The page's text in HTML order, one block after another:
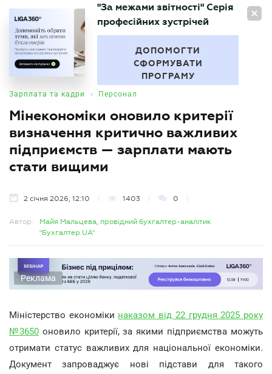
UA
БУХГАЛТЕР
"За межами звітності" Серія
професійних зустрічей
ДОПОМОГТИ
СФОРМУВАТИ
ПРОГРАМУ
Зарплата та кадри • Персонал
Мінекономіки оновило критерії
визначення критично важливих
підприємств — зарплати мають
стати вищими
2 січня 2026, 12:10 1403 0
Автор:
Майя Мальцева, провідний бухгалтер-аналітик
"Бухгалтер.UA"
Реклама
Міністерство економіки наказом від 22 грудня 2025 року
№3650оновило критерії, за якими підприємства можуть
отримати статус важливих для національної економіки.
Документ запроваджує нові підстави для такого